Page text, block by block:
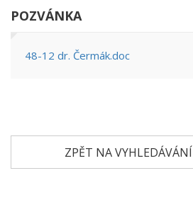
POZVÁNKA
48-12 dr. Čermák.doc
ZPĚT NA VYHLEDÁVÁNÍ